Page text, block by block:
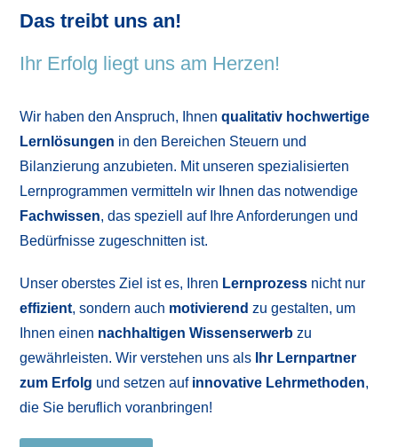
Das treibt uns an!
Ihr Erfolg liegt uns am Herzen!
Wir haben den Anspruch, Ihnen qualitativ hochwertige
Lernlösungen in den Bereichen Steuern und
Bilanzierung anzubieten. Mit unseren spezialisierten
Lernprogrammen vermitteln wir Ihnen das notwendige
Fachwissen, das speziell auf Ihre Anforderungen und
Bedürfnisse zugeschnitten ist.
Unser oberstes Ziel ist es, Ihren Lernprozess nicht nur
effizient, sondern auch motivierendzu gestalten, um
Ihnen einen nachhaltigen Wissenserwerb zu
gewährleisten. Wir verstehen uns als
Ihr Lernpartner
zum Erfolg und setzen auf innovative Lehrmethoden,
die Sie beruflich voranbringen!